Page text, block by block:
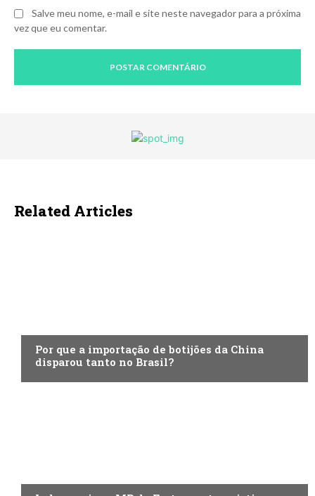
Salve meu nome, e-mail e site neste navegador para a próxima
vez que eu comentar.
Related Articles
Por que a importação de botijões da China
disparou tanto no Brasil?